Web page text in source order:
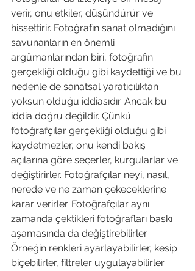
verir, onu etkiler, düşündürür ve
hissettirir. Fotoğrafın sanat olmadığını
savunanların en önemli
argümanlarından biri, fotoğrafın
gerçekliği olduğu gibi kaydettiği ve bu
nedenle de sanatsal yaratıcılıktan
yoksun olduğu iddiasıdır. Ancak bu
iddia doğru değildir. Çünkü
fotoğrafçılar gerçekliği olduğu gibi
kaydetmezler, onu kendi bakış
açılarına göre seçerler, kurgularlar ve
değiştirirler. Fotoğrafçılar neyi, nasıl,
nerede ve ne zaman çekeceklerine
karar verirler. Fotoğrafçılar aynı
zamanda çektikleri fotoğrafları baskı
aşamasında da değiştirebilirler.
Örneğin renkleri ayarlayabilirler, kesip
biçebilirler, filtreler uygulayabilirler